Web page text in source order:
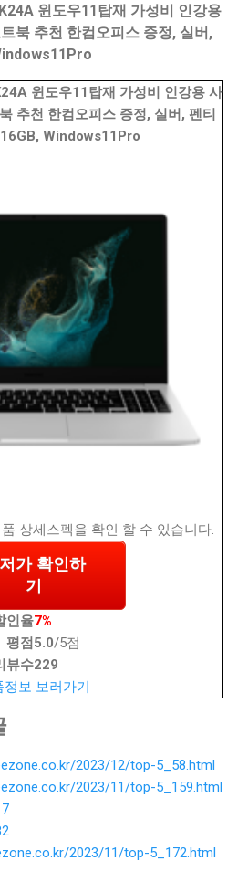
윈도우11탑재 가성비 인강용
북 추천 한컴오피스 증정, 실버,
윈도우11탑재 가성비 인강용 사
추천 한컴오피스 증정, 실버, 펜티
Windows11Pro
상세스펙을 확인 할 수 있습니다.
가 확인하
기
인율7%
평점 5.0/5점
뷰수229
정보 보러가기
2023/12/top-5_58.html
2023/11/top-5_159.html
2023/11/top-5_172.html